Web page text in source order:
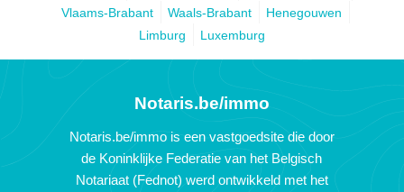
Vlaams-Brabant
Waals-Brabant
Henegouwen
Limburg
Luxemburg
Notaris.be/immo
Notaris.be/immo is een vastgoedsite die door
de Koninklijke Federatie van het Belgisch
Notariaat (Fednot) werd ontwikkeld met het